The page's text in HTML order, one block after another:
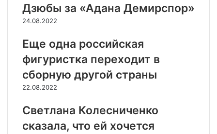
Дзюбы за «Адана Демирспор»
24.08.2022
Еще одна российская
фигуристка переходит в
сборную другой страны
22.08.2022
Светлана Колесниченко
сказала, что ей хочется